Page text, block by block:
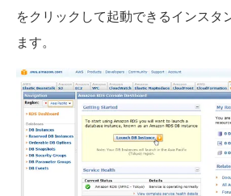
をクリックして起動できるインスタ
ます。